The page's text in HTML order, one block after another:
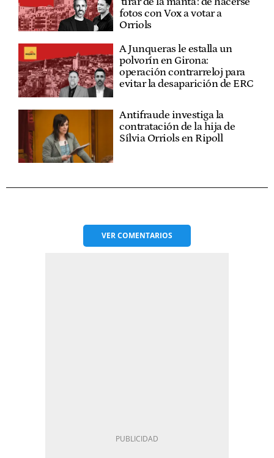
fotos con Vox a votar a
Orriols
A Junqueras le estalla un
polvorín en Girona:
operación contrarreloj para
evitar la desaparición de ERC
Antifraude investiga la
contratación de la hija de
Sílvia Orriols en Ripoll
VERCOMENTARIOS